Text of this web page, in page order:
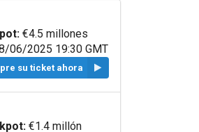
€4.5 millones
06/2025 19:30 GMT
su ticket ahora
€1.4 millón